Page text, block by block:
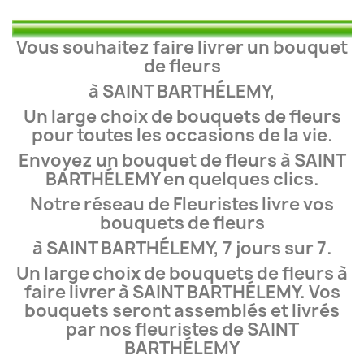
Vous souhaitez faire livrer un bouquet
de fleurs
à SAINT BARTHÉLEMY,
Un large choix de bouquets de fleurs
pour toutes les occasions de la vie.
Envoyez un bouquet de fleurs à SAINT
BARTHÉLEMY en quelques clics.
Notre réseau de Fleuristes livre vos
bouquets de fleurs
à SAINT BARTHÉLEMY, 7 jours sur 7.
Un large choix de bouquets de fleurs à
faire livrer à SAINT BARTHÉLEMY. Vos
bouquets seront assemblés et livrés
par nos fleuristes de SAINT
BARTHÉLEMY